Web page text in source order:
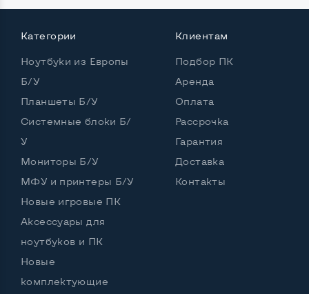
Категории
Ноутбуки из Европы
Б/У
Планшеты Б/У
Системные блоки Б/
У
Мониторы Б/У
МФУ и принтеры Б/У
Новые игровые ПК
Аксессуары для
ноутбуков и ПК
Новые
комплектующие
Клиентам
Подбор ПК
Аренда
Оплата
Рассрочка
Гарантия
Доставка
Контакты